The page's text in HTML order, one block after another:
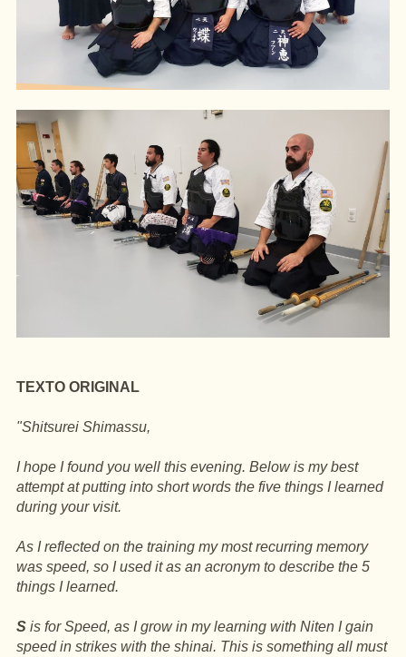
TEXTO ORIGINAL
"Shitsurei Shimassu,
I hope I found you well this evening. Below is my best
attempt at putting into short words the five things I learned
during your visit.
As I reflected on the training my most recurring memory
was speed, so I used it as an acronym to describe the 5
things I learned.
S is for Speed, as I grow in my learning with Niten I gain
speed in strikes with the shinai. This is something all must